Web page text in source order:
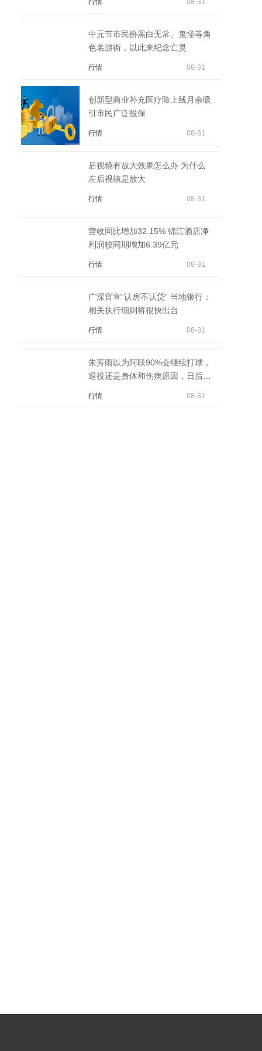
行情 08-31
中元节市民扮黑白无常、鬼怪等角
色名游街，以此来纪念亡灵
行情 08-31
创新型商业补充医疗险上线月余吸
引市民广泛投保
行情 08-31
后视镜有放大效果怎么办 为什么
左后视镜是放大
行情 08-31
营收同比增加32.15% 锦江酒店净
利润较同期增加6.39亿元
行情 08-31
广深官宣“认房不认贷” 当地银行：
相关执行细则将很快出台
行情 08-31
朱芳雨以为阿联90%会继续打球，
退役还是身体和伤病原因，日后不
行情 08-31